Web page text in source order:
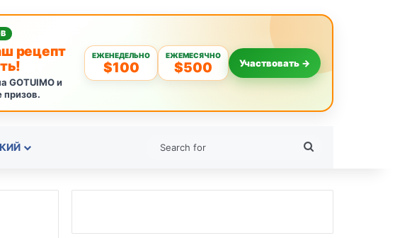
рецепт
GOTUIMO и
призов.
ЕЖЕНЕДЕЛЬНО
$100
ЕЖЕМЕСЯЧНО
$500 Участвовать →